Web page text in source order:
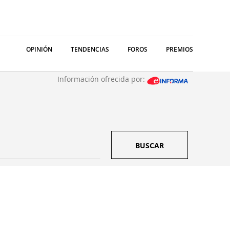
OPINIÓN TENDENCIAS FOROS PREMIOS
Información ofrecida por:
BUSCAR